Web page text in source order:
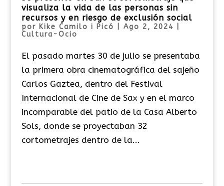
visualiza la vida de las personas sin
recursos y en riesgo de exclusión social
por Kike Camilo i Picó Ago 2, 2024
Cultura-Ocio
El pasado martes 30 de julio se presentaba
la primera obra cinematográfica del sajeño
Carlos Gaztea, dentro del Festival
Internacional de Cine de Sax y en el marco
incomparable del patio de la Casa Alberto
Sols, donde se proyectaban 32
cortometrajes dentro de la...